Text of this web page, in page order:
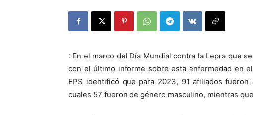
: En el marco del Día Mundial contra la Lepra que
con el último informe sobre esta enfermedad en
EPS identificó que para 2023, 91 afiliados
cuales 57 fueron de género masculino, mientras